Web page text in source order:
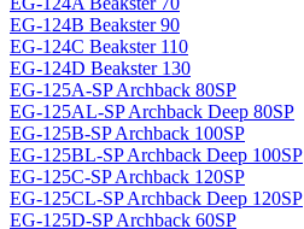
EG-124B Beakster 90
EG-124C Beakster 110
EG-124D Beakster 130
EG-125A-SP Archback 80SP
EG-125AL-SP Archback Deep 80SP
EG-125B-SP Archback 100SP
EG-125BL-SP Archback Deep 100SP
EG-125C-SP Archback 120SP
EG-125CL-SP Archback Deep 120SP
EG-125D-SP Archback 60SP